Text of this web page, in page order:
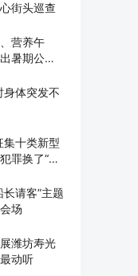
街头巡查
营养午
暑期公益
体突发不
十类新型
罪换了“马
请客”主题
场
潍坊寿光
动听